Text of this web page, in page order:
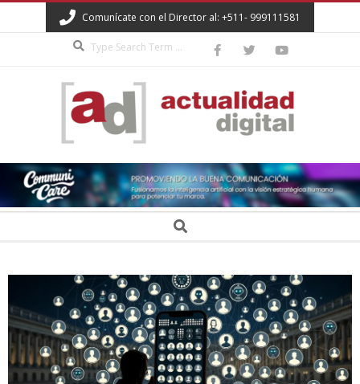
to
Comunícate con el Director al: +511- 999111581
ACTUALIDAD
DIGITAL Search